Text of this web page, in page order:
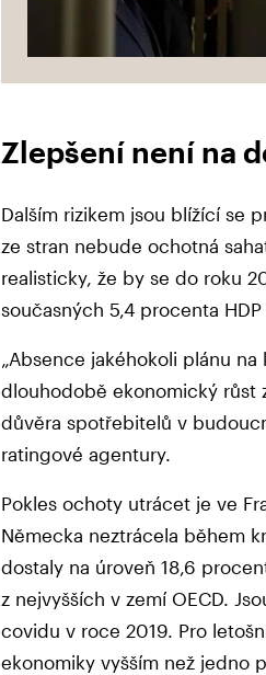
Zlepšení není na
Dalším rizikem jsou blížící se
ze stran nebude ochotná
realisticky, že by se do roku
současných 5,4 procenta
„Absence jakéhokoli plánu
dlouhodobě ekonomický růst
důvěra spotřebitelů v
ratingové agentury.
Pokles ochoty utrácet je ve
Německa neztrácela během
dostaly na úroveň 18,6
z nejvyšších v zemí OECD.
covidu v roce 2019. Pro
ekonomiky vyšším než jedno